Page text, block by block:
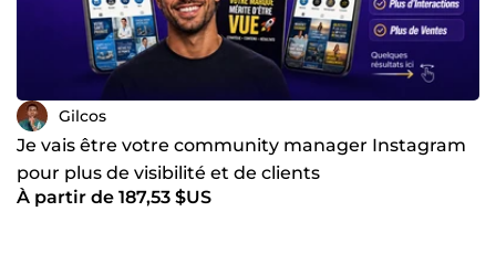
Gilcos
Je vais être votre community manager Instagram
pour plus de visibilité et de clients
À partir de 187,53 $US